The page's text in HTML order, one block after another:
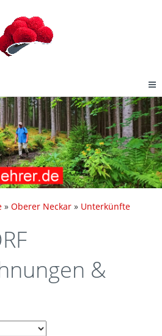
» Oberer Neckar » Unterkünfte
&